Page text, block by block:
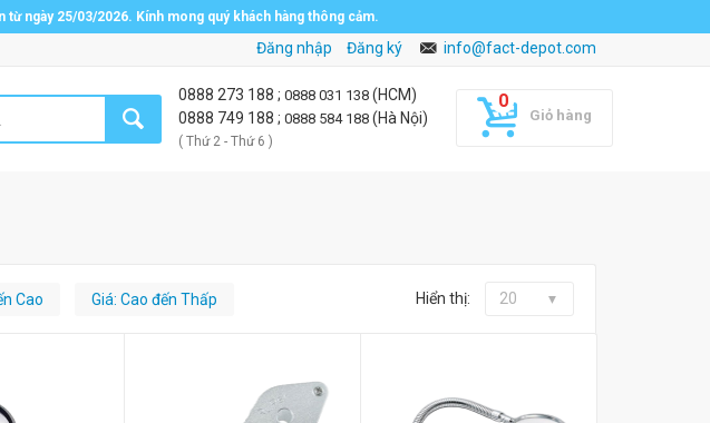
từ ngày 25/03/2026. Kính mong quý khách hàng thông cảm.
Đăng nhập Đăng ký info@fact-depot.com
Giỏ hàng
0888 273 188 ; 0888 031 138 (HCM)
0888 749 188 ; 0888 584 188 (Hà Nội)
( Thứ 2 - Thứ 6 )
Hiển thị: 20
Cao Giá: Cao đến Thấp